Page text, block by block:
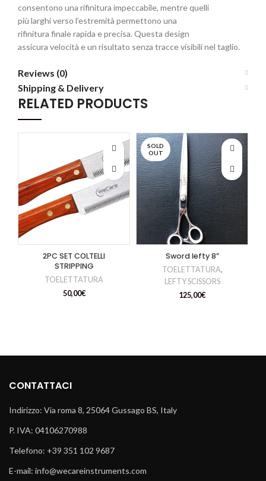
consentono una rifinitura impeccabile, mentre quelli
più larghi verso l’estremità permettono una
rifinitura finale rapida e precisa. Questa design
assicura velocità e un risultato senza tracce visibili nel taglio.
Reviews (0)
Shipping & Delivery
RELATED PRODUCTS
2PC SET COLTELLI
STRIPPING
TOELETTATURA
50,00€
SOLD
OUT
Sword lefty 8”
TOELETTATURA,
LEFTY SCISSORS
125,00€
CONTATTACI
Indirizzo: Via roma 8, 25064 Gussago BS, Italy
P. IVA: 04106270988
Telefono: +39 351 102 9687
E-mail: info@wecareinstruments.com